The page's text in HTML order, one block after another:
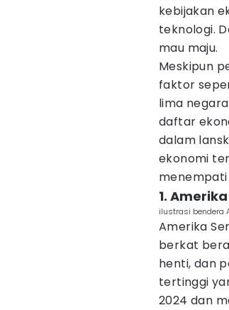
kebijakan
teknologi.
mau maju.
Meskipun
faktor
lima
daftar
dalam
ekonomi
1.
ilustrasi bendera
Amerika
berkat
henti, dan
tertinggi
2024 dan